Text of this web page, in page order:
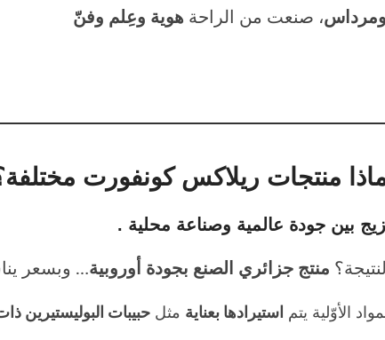
، صنعت من الراحة هوية وعِلم وفنّ
منتجات ريلاكس كونفورت
بينجودة عالمية وصناعة محلية
النتيجة؟ منتج جزائري الصنع بجودة أوروبية
الأوّلية يتم استيرادها بعناية مثلحبيبات البوليستيرين ذات